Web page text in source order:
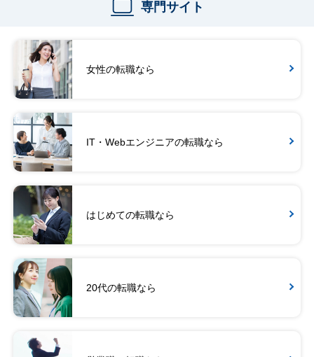
専門サイト
女性の転職なら
IT・Webエンジニアの転職なら
はじめての転職なら
20代の転職なら